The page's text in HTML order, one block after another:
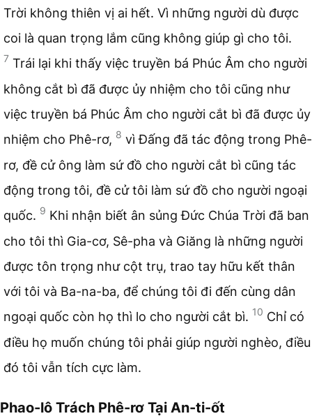
Trời không thiên vị ai hết. Vì những người dù được
coi là quan trọng lắm cũng không giúp gì cho tôi.
7 Trái lại khi thấy việc truyền bá Phúc Âm cho người
không cắt bì đã được ủy nhiệm cho tôi cũng như
việc truyền bá Phúc Âm cho người cắt bì đã được ủy
nhiệm cho Phê-rơ, 8 vì Đấng đã tác động trong Phê-
rơ, đề cử ông làm sứ đồ cho người cắt bì cũng tác
động trong tôi, đề cử tôi làm sứ đồ cho người ngoại
quốc. 9 Khi nhận biết ân sủng Đức Chúa Trời đã ban
cho tôi thì Gia-cơ, Sê-pha và Giăng là những người
được tôn trọng như cột trụ, trao tay hữu kết thân
với tôi và Ba-na-ba, để chúng tôi đi đến cùng dân
ngoại quốc còn họ thì lo cho người cắt bì. 10 Chỉ có
điều họ muốn chúng tôi phải giúp người nghèo, điều
đó tôi vẫn tích cực làm.
Phao-lô Trách Phê-rơ Tại An-ti-ốt